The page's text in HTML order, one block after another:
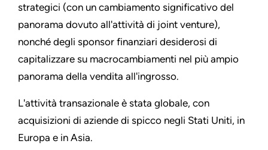
strategici (con un cambiamento significativo del
panorama dovuto all'attività di joint venture),
nonché degli sponsor finanziari desiderosi di
capitalizzare su macrocambiamenti nel più ampio
panorama della vendita all'ingrosso.
L'attività transazionale è stata globale, con
acquisizioni di aziende di spicco negli Stati Uniti, in
Europa e in Asia.